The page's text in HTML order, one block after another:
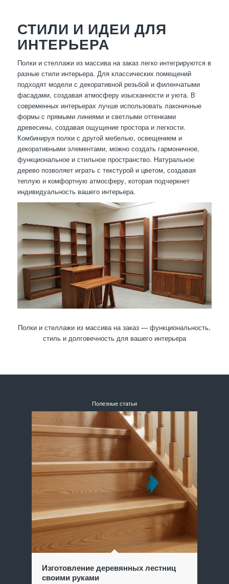
СТИЛИ И ИДЕИ ДЛЯ
ИНТЕРЬЕРА
Полки и стеллажи из массива на заказ легко интегрируются в
разные стили интерьера. Для классических помещений
подходят модели с декоративной резьбой и филенчатыми
фасадами, создавая атмосферу изысканности и уюта. В
современных интерьерах лучше использовать лаконичные
формы с прямыми линиями и светлыми оттенками
древесины, создавая ощущение простора и легкости.
Комбинируя полки с другой мебелью, освещением и
декоративными элементами, можно создать гармоничное,
функциональное и стильное пространство. Натуральное
дерево позволяет играть с текстурой и цветом, создавая
теплую и комфортную атмосферу, которая подчеркнет
индивидуальность вашего интерьера.
Полки и стеллажи из массива на заказ — функциональность,
стиль и долговечность для вашего интерьера
Полезные статьи
Изготовление деревянных лестниц
своими руками